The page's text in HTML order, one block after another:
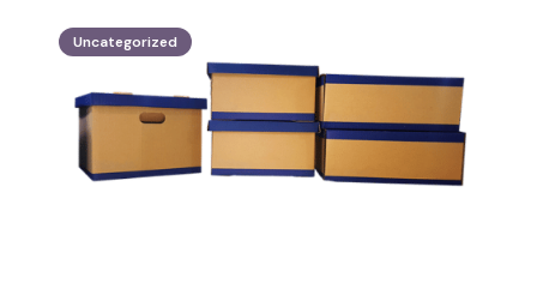
Uncategorized